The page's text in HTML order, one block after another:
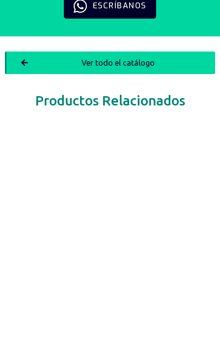
ESCRÍBANOS
Productos Relacionados
Ver todo el catálogo